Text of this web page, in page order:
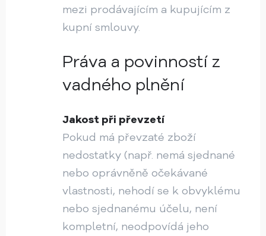
mezi prodávajícím a kupujícím z
kupní smlouvy.
Práva a povinností z
vadného plnění
Jakost při převzetí
Pokud má převzaté zboží
nedostatky (např. nemá sjednané
nebo oprávněně očekávané
vlastnosti, nehodí se k obvyklému
nebo sjednanému účelu, není
kompletní, neodpovídá jeho